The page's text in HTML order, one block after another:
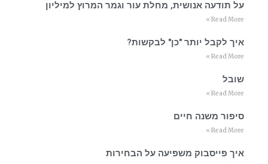
על תודעה אנושית, מחלת עור וגמר המרוץ למיליון
Read More »
איך לקבל יותר "כן" לבקשות?
Read More »
שובל
Read More »
סיפור משנה חיים
Read More »
איך פייסבוק משפיעה על הבחירות